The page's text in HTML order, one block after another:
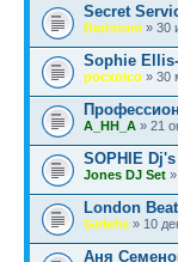
Secret
Bertinom » 30
Sophie
pocxoico » 30
A_HH_A » 21
SOPHIE
Jones DJ Set
London Beat
Girlefis » 10
Аня